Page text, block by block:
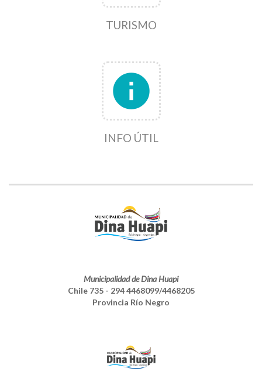
TURISMO
info
INFO ÚTIL
Municipalidad de Dina Huapi
Chile 735 - 294 4468099/4468205
Provincia Río Negro